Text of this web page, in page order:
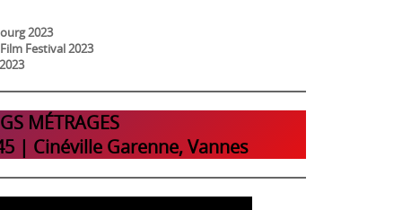
2023
Festival 2023
MÉTRAGES
| Cinéville Garenne, Vannes